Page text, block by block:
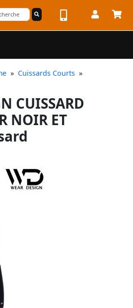
» Cuissards Courts »
CUISSARD
NOIR ET